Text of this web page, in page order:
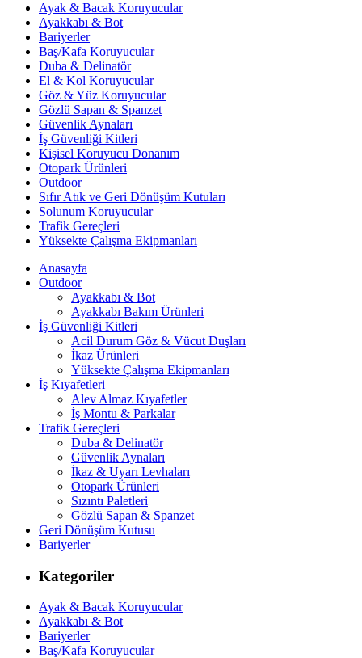
Ayak & Bacak Koruyucular
Ayakkabı & Bot
Bariyerler
Baş/Kafa Koruyucular
Duba & Delinatör
El & Kol Koruyucular
Göz & Yüz Koruyucular
Gözlü Sapan & Spanzet
Güvenlik Aynaları
İş Güvenliği Kitleri
Kişisel Koruyucu Donanım
Otopark Ürünleri
Outdoor
Sıfır Atık ve Geri Dönüşüm Kutuları
Solunum Koruyucular
Trafik Gereçleri
Yüksekte Çalışma Ekipmanları
Anasayfa
Outdoor
Ayakkabı & Bot
Ayakkabı Bakım Ürünleri
İş Güvenliği Kitleri
Acil Durum Göz & Vücut Duşları
İkaz Ürünleri
Yüksekte Çalışma Ekipmanları
İş Kıyafetleri
Alev Almaz Kıyafetler
İş Montu & Parkalar
Trafik Gereçleri
Duba & Delinatör
Güvenlik Aynaları
İkaz & Uyarı Levhaları
Otopark Ürünleri
Sızıntı Paletleri
Gözlü Sapan & Spanzet
Geri Dönüşüm Kutusu
Bariyerler
Kategoriler
Ayak & Bacak Koruyucular
Ayakkabı & Bot
Bariyerler
Baş/Kafa Koruyucular